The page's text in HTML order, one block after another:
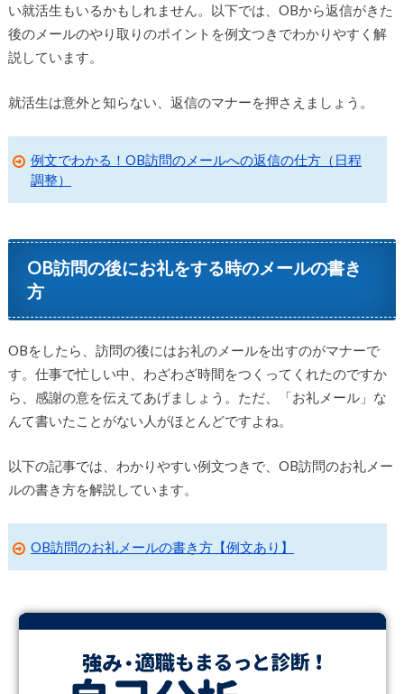
い就活生もいるかもしれません。以下では、OBから返信がきた
後のメールのやり取りのポイントを例文つきでわかりやすく解
説しています。
就活生は意外と知らない、返信のマナーを押さえましょう。
例文でわかる！OB訪問のメールへの返信の仕方（日程
調整）
OB訪問の後にお礼をする時のメールの書き
方
OBをしたら、訪問の後にはお礼のメールを出すのがマナーで
す。仕事で忙しい中、わざわざ時間をつくってくれたのですか
ら、感謝の意を伝えてあげましょう。ただ、「お礼メール」な
んて書いたことがない人がほとんどですよね。
以下の記事では、わかりやすい例文つきで、OB訪問のお礼メー
ルの書き方を解説しています。
OB訪問のお礼メールの書き方【例文あり】